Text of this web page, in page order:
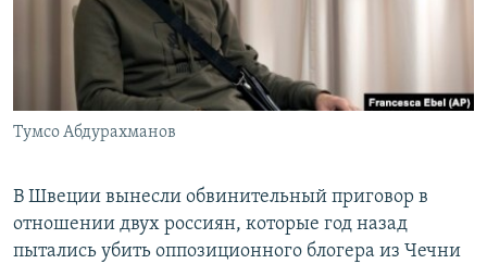
СОЦИАЛЬНЫЕ СЕТИ
Все сайты РСЕ/РС
Тумсо Абдурахманов
В Швеции вынесли обвинительный приговор в
отношении двух россиян, которые год назад
пытались убить оппозиционного блогера из Чечни